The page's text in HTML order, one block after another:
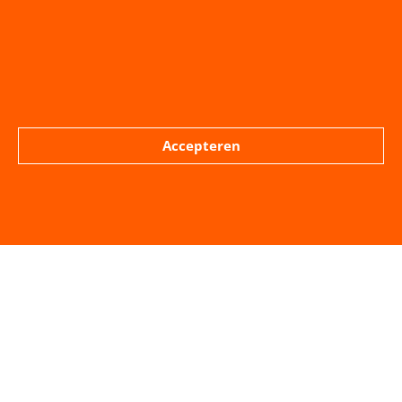
Accepteren